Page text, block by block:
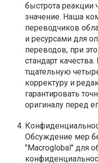
быстрота
значение. Наша
переводчиков
и ресурсами для
переводов, при
стандарт
тщательную
корректуру и
гарантировать
оригиналу перед
Обсуждение мер
"Macroglobal" для